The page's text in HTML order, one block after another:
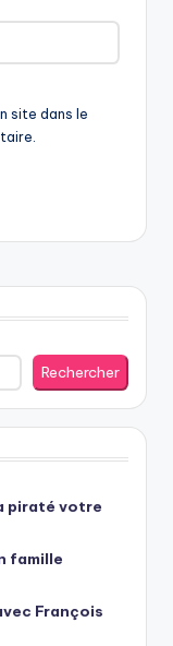
site dans le
Rechercher
piraté votre
famille
François